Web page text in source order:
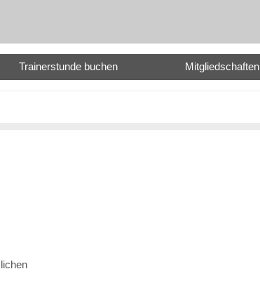
Trainerstunde buchen Mitgliedschaften